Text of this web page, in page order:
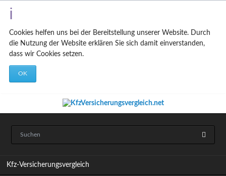
Cookies helfen uns bei der Bereitstellung unserer Website. Durch
die Nutzung der Website erklären Sie sich damit einverstanden,
dass wir Cookies setzen.
OK
Kfz-Versicherungsvergleich